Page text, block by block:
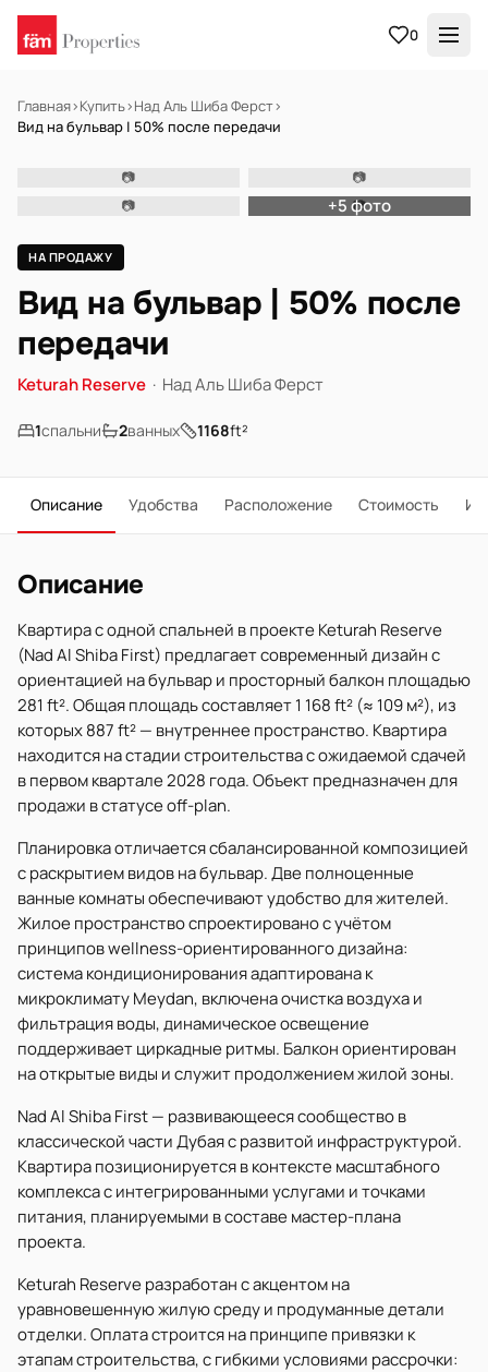
0
Главная›Купить›Над Аль Шиба Ферст›
Вид на бульвар | 50% после передачи
НА ПРОДАЖУ📷
📷
📷
📷
+5 фото
НА ПРОДАЖУ
Вид на бульвар | 50% после
передачи
Keturah Reserve · Над Аль Шиба Ферст
1спальни 2ванных 1168ft²
Описание Удобства Расположение Стоимость
Описание
Квартира с одной спальней в проекте Keturah Reserve
(Nad Al Shiba First) предлагает современный дизайн с
ориентацией на бульвар и просторный балкон площадью
281 ft². Общая площадь составляет 1 168 ft² (≈ 109 м²), из
которых 887 ft² — внутреннее пространство. Квартира
находится на стадии строительства с ожидаемой сдачей
в первом квартале 2028 года. Объект предназначен для
продажи в статусе off-plan.
Планировка отличается сбалансированной композицией
с раскрытием видов на бульвар. Две полноценные
ванные комнаты обеспечивают удобство для жителей.
Жилое пространство спроектировано с учётом
принципов wellness-ориентированного дизайна:
система кондиционирования адаптирована к
микроклимату Meydan, включена очистка воздуха и
фильтрация воды, динамическое освещение
поддерживает циркадные ритмы. Балкон ориентирован
на открытые виды и служит продолжением жилой зоны.
Nad Al Shiba First — развивающееся сообщество в
классической части Дубая с развитой инфраструктурой.
Квартира позиционируется в контексте масштабного
комплекса с интегрированными услугами и точками
питания, планируемыми в составе мастер-плана
проекта.
Keturah Reserve разработан с акцентом на
уравновешенную жилую среду и продуманные детали
отделки. Оплата строится на принципе привязки к
этапам строительства, с гибкими условиями рассрочки: